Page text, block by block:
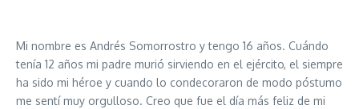
Mi nombre es Andrés Somorrostro y tengo 16 años. Cuándo
tenía 12 años mi padre murió sirviendo en el ejército, el siempre
ha sido mi héroe y cuando lo condecoraron de modo póstumo
me sentí muy orgulloso. Creo que fue el día más feliz de mi